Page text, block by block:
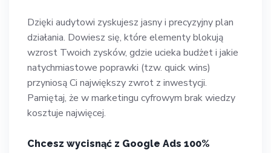
Dzięki audytowi zyskujesz jasny i precyzyjny plan
działania. Dowiesz się, które elementy blokują
wzrost Twoich zysków, gdzie ucieka budżet i jakie
natychmiastowe poprawki (tzw. quick wins)
przyniosą Ci największy zwrot z inwestycji.
Pamiętaj, że w marketingu cyfrowym brak wiedzy
kosztuje najwięcej.
Chcesz wycisnąć z Google Ads 100%